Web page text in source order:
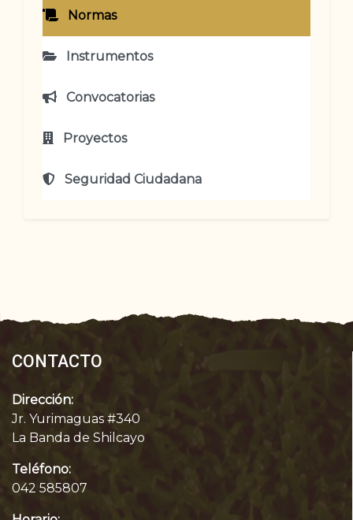
Normas
Instrumentos
Convocatorias
Proyectos
Seguridad Ciudadana
CONTACTO
Dirección:
Jr. Yurimaguas #340
La Banda de Shilcayo
Teléfono:
042 585807